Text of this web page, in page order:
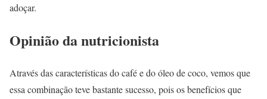
adoçar.
Opinião da nutricionista
Através das características do café e do óleo de coco, vemos que
essa combinação teve bastante sucesso, pois os benefícios que